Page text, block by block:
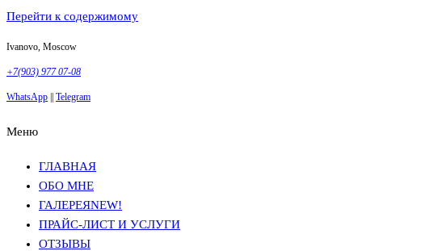
Перейти к содержимому
Ivanovo, Moscow
+7(903) 977 07-08
WhatsApp Telegram
Меню
ГЛАВНАЯ
ОБО МНЕ
ГАЛЕРЕЯNEW!
ПРАЙС-ЛИСТ И УСЛУГИ
ОТЗЫВЫ